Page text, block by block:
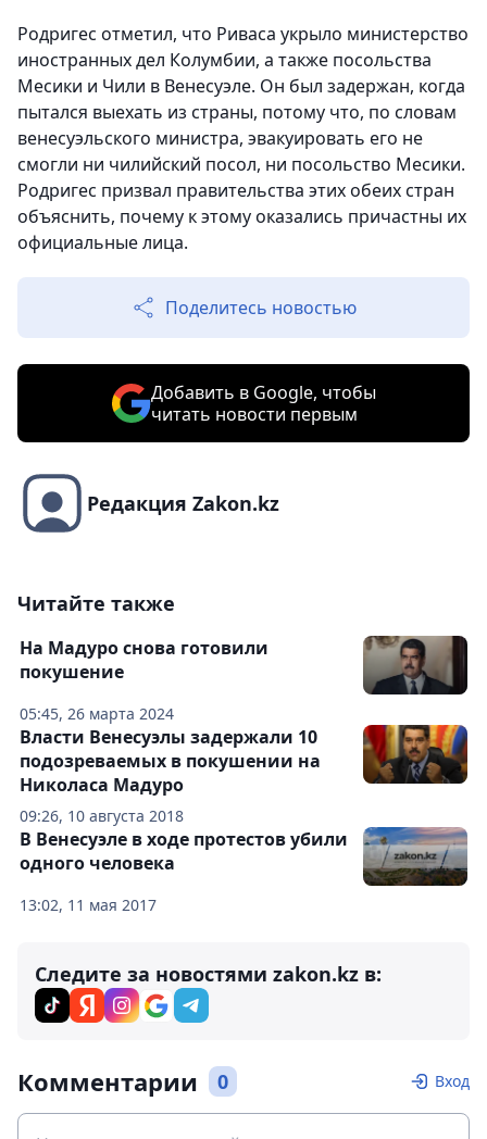
Родригес отметил, что Риваса укрыло министерство
иностранных дел Колумбии, а также посольства
Месики и Чили в Венесуэле. Он был задержан, когда
пытался выехать из страны, потому что, по словам
венесуэльского министра, эвакуировать его не
смогли ни чилийский посол, ни посольство Месики.
Родригес призвал правительства этих обеих стран
объяснить, почему к этому оказались причастны их
официальные лица.
Поделитесь новостью
Добавить в Google, чтобы
читать новости первым
Редакция Zakon.kz
Читайте также
05:45, 26 марта 2024
На Мадуро снова готовили
покушение
09:26, 10 августа 2018
Власти Венесуэлы задержали 10
подозреваемых в покушении на
Николаса Мадуро
13:02, 11 мая 2017
В Венесуэле в ходе протестов убили
одного человека
Следите за новостями zakon.kz в:
Комментарии 0 Вход